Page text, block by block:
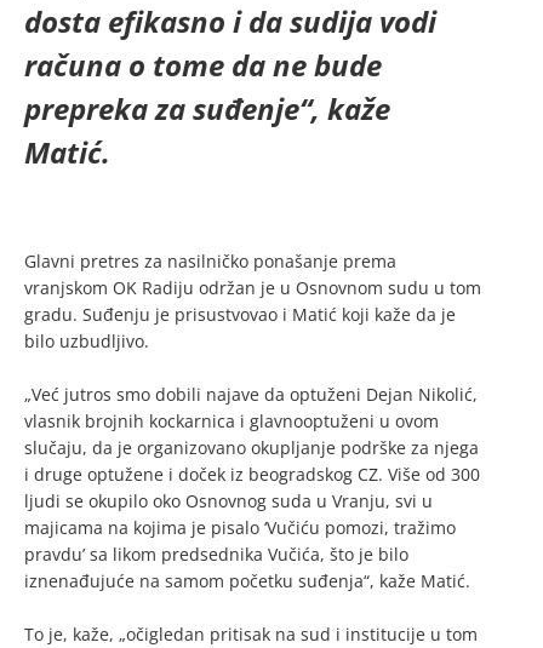
dosta efikasno i da sudija vodi
računa o tome da ne bude
prepreka za suđenje“, kaže
Matić.
Glavni pretres za nasilničko ponašanje prema
vranjskom OK Radiju održan je u Osnovnom sudu u tom
gradu. Suđenju je prisustvovao i Matić koji kaže da je
bilo uzbudljivo.
„Već jutros smo dobili najave da optuženi Dejan Nikolić,
vlasnik brojnih kockarnica i glavnooptuženi u ovom
slučaju, da je organizovano okupljanje podrške za njega
i druge optužene i doček iz beogradskog CZ. Više od 300
ljudi se okupilo oko Osnovnog suda u Vranju, svi u
majicama na kojima je pisalo ‘Vučiću pomozi, tražimo
pravdu’ sa likom predsednika Vučića, što je bilo
iznenađujuće na samom početku suđenja“, kaže Matić.
To je, kaže, „očigledan pritisak na sud i institucije u tom